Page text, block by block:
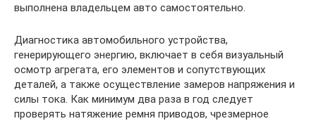
выполнена владельцем авто самостоятельно.
Диагностика автомобильного устройства,
генерирующего энергию, включает в себя визуальный
осмотр агрегата, его элементов и сопутствующих
деталей, а также осуществление замеров напряжения и
силы тока. Как минимум два раза в год следует
проверять натяжение ремня приводов, чрезмерное